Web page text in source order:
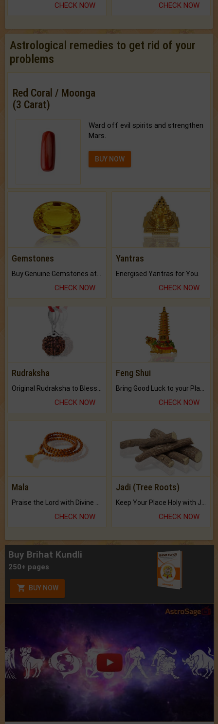
CHECK NOW CHECK NOW
Astrological remedies to get rid of your
problems
Red Coral / Moonga
(3 Carat)
Ward off evil spirits and strengthen
Mars.
BUY NOW
Gemstones
CHECK NOW
Yantras
Energised Yantras for You.
CHECK NOW
Rudraksha
CHECK NOW
Feng Shui
CHECK NOW
Mala
Praise the Lord with Divine Energies of Mala.
CHECK NOW
Jadi (Tree Roots)
Keep Your Place Holy with Jadi.
CHECK NOW
Buy Brihat Kundli
250+ pages
BUY NOW